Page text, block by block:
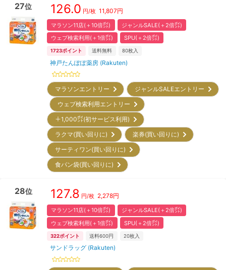
27位 126.0 円/枚 11,807円
マラソン11店(＋10倍㌽)
ジャンルSALE(＋2倍㌽)
ウェブ検索利用(＋1倍㌽)
SPU(＋2倍㌽)
1723ポイント 送料無料 80枚入
神戸たんぽぽ薬房 (Rakuten)
マラソンエントリー
ジャンルSALEエントリー
ウェブ検索利用エントリー
＋1,000㌽(初サービス利用)
ラクマ(買い回りに)
楽券(買い回りに)
サーティワン(買い回りに)
食パン袋(買い回りに)
28位 127.8 円/枚 2,278円
マラソン11店(＋10倍㌽)
ジャンルSALE(＋2倍㌽)
ウェブ検索利用(＋1倍㌽)
SPU(＋2倍㌽)
322ポイント 送料600円 20枚入
サンドラッグ (Rakuten)